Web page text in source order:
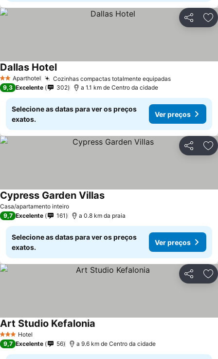
Partilhar
2 EstrelasAparthotel Cozinhas compactas totalmente equipadas
Dallas Hotel
9,3 Excelente 302 a 1.1 km de Centro da cidade
Selecione as datas para ver os preços
exatos.
Ver preços
Partilhar
Casa/apartamento inteiro
Cypress Garden Villas
9,7 Excelente 161 a 0.8 km da praia
Selecione as datas para ver os preços
exatos.
Ver preços
Partilhar
3 EstrelasHotel
Art Studio Kefalonia
9,7 Excelente 56 a 9.6 km de Centro da cidade